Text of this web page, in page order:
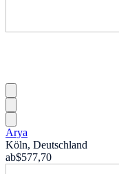
Arya
Köln, Deutschland
ab$577,70